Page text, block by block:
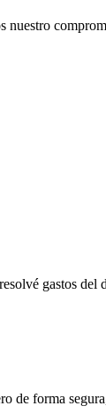
gastos
de forma